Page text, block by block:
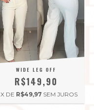
WIDE LEG OFF
R$149,90
X DE R$49,97 SEM JUROS